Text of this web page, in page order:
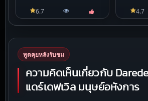
6.7 4.7
พูดคุยหลังรับชม
ความคิดเห็นเกี่ยวกับ
แดร์เดฟเวิล มนุษย์อหังการ